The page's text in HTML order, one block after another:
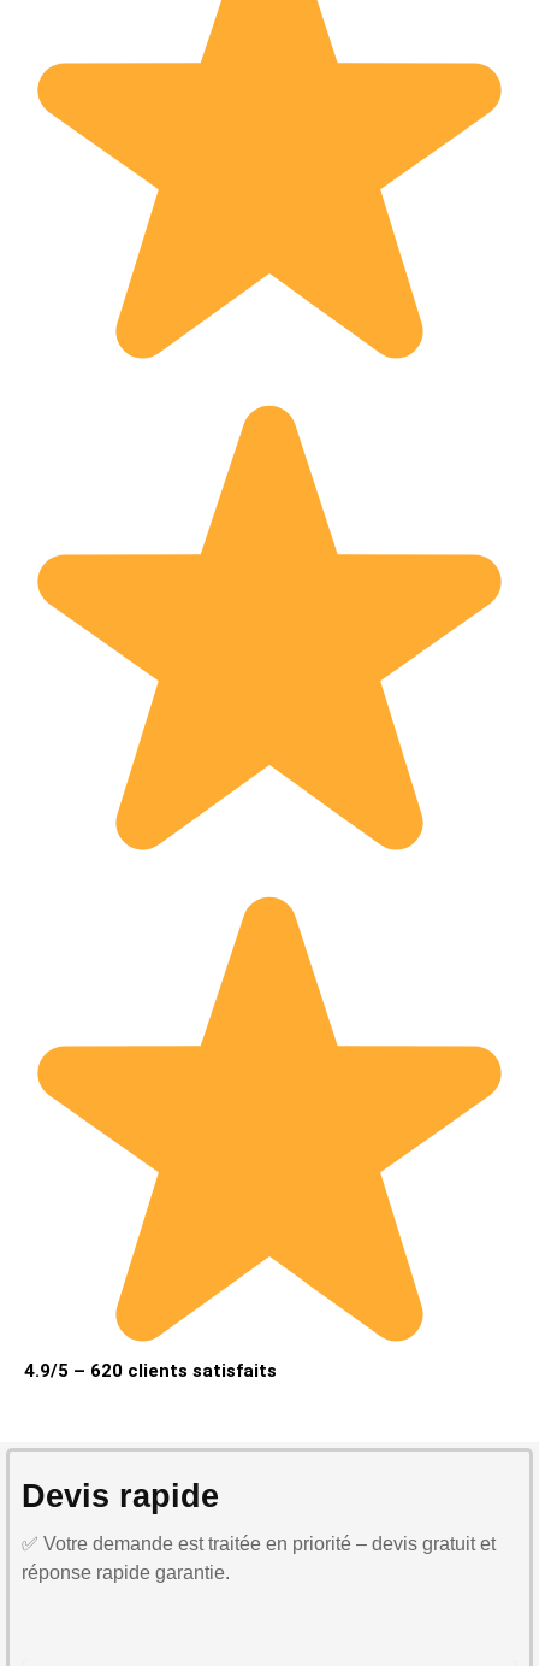
4.9/5 – 620 clients satisfaits
Devis rapide
✅ Votre demande est traitée en priorité – devis gratuit et
réponse rapide garantie.